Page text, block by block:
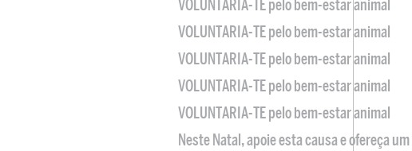
VOLUNTARIA-TE pelo bem-estar animal
VOLUNTARIA-TE pelo bem-estar animal
VOLUNTARIA-TE pelo bem-estar animal
VOLUNTARIA-TE pelo bem-estar animal
VOLUNTARIA-TE pelo bem-estar animal
Neste Natal, apoie esta causa e ofereça